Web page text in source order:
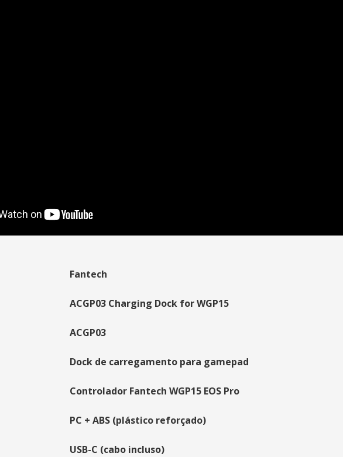
Fantech
ACGP03 Charging Dock for WGP15
ACGP03
Dock de carregamento para gamepad
Controlador Fantech WGP15 EOS Pro
PC + ABS (plástico reforçado)
USB-C (cabo incluso)